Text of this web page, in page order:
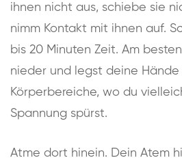
ihnen nicht aus, schiebe sie
nimm Kontakt mit ihnen auf.
bis 20 Minuten Zeit. Am
nieder und legst deine
Körperbereiche, wo du
Spannung spürst.
Atme dort hinein. Dein Atem